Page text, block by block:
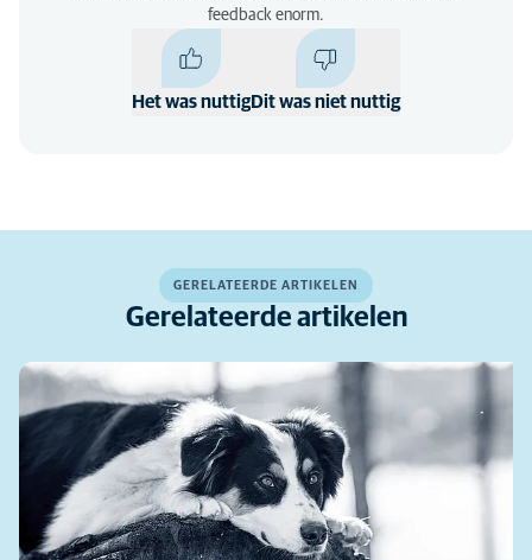
feedback enorm.
Het was nuttigDit was niet nuttig
GERELATEERDE ARTIKELEN
Gerelateerde artikelen